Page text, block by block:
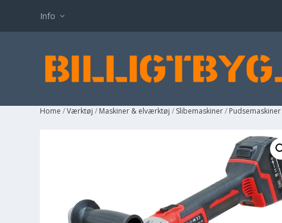
Info
Home /Værktøj / Maskiner & elværktøj / Slibemaskiner/ Pudsemaskiner